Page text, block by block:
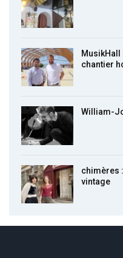
MusikHall
chantier
William-
chimères
vintage